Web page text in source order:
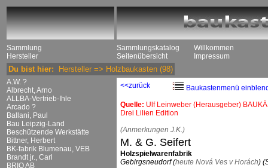
Sammlung
Hersteller
Sammlungskatalog
Seitenübersicht
Willkommen
Impressum
Du bist hier: Hersteller => Holzbaukasten (98)
A.W. ?
Albrecht, Arno
ALLBA-Vertrieb-Ihle
Arcado ?
Ballani, Paul
Bau Leipzig-Land
Beschützende Werkstätte
Bittner, Herbert
BK-fabrik Blumenau, VEB
Brandt jr., Carl
BRIO AB
<<zurück
Baukastenmenü
Quelle: Ulf Leinweber (Herausgeber)
Drei Lilien Edition
(Anmerkungen J.K.)
M. & G. Seifert
Holzspielwarenfabrik
Gebirgsneudorf (heute Nová Ves v Horách)